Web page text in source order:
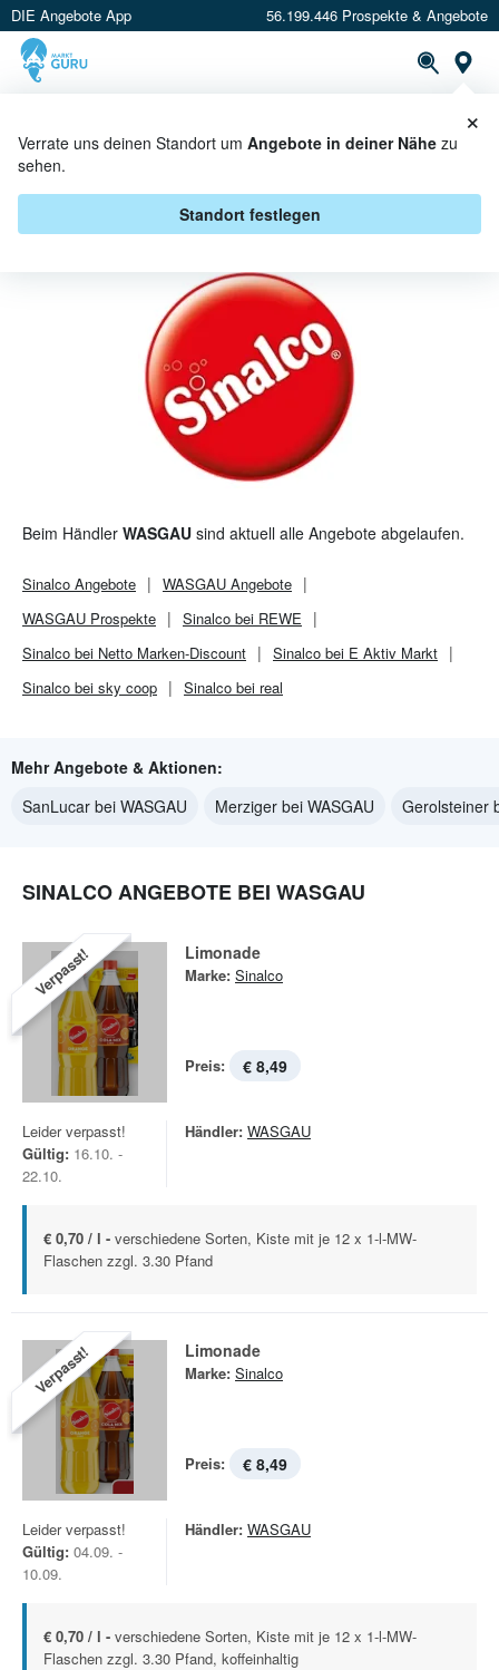
DIE Angebote App 56.199.446 Prospekte & Angebote
Verrate uns deinen Standort um Angebote in deiner Nähe zu
sehen.
Standort festlegen
×
SINALCO BEI WASGAU -
ANGEBOTE & AKTIONEN
Beim Händler WASGAU sind aktuell alle Angebote abgelaufen.
Sinalco Angebote WASGAU Angebote
WASGAU Prospekte
Sinalco bei REWE
Sinalco bei Netto Marken-Discount
Sinalco bei E Aktiv Markt
Sinalco bei sky coop
Sinalco bei real
Mehr Angebote & Aktionen:
SanLucar bei WASGAU
Merziger bei WASGAU Gerolsteiner
SINALCO ANGEBOTE BEI WASGAU
Verpasst! Limonade
Marke: Sinalco
Preis: € 8,49
Leider verpasst!
Gültig: 16.10. -
22.10.
Händler: WASGAU
€ 0,70 / l - verschiedene Sorten, Kiste mit je 12 x 1-l-MW-
Flaschen zzgl. 3.30 Pfand
Verpasst! Limonade
Marke: Sinalco
Preis: € 8,49
Leider verpasst!
Gültig: 04.09. -
10.09.
Händler: WASGAU
€ 0,70 / l - verschiedene Sorten, Kiste mit je 12 x 1-l-MW-
Flaschen zzgl. 3.30 Pfand, koffeinhaltig